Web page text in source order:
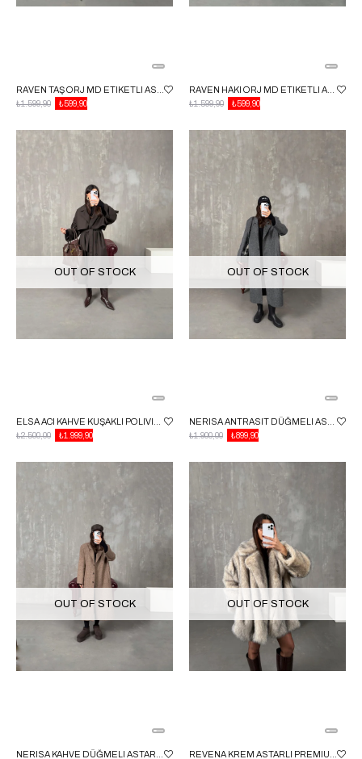
₺599,90
₺1.599,90
₺599,90
₺1.599,90
OUT OF STOCK
ELSA ACI KAHVE KUŞAKLI POLIVISKON ASTARLI TASARIM PREMIUM TRENÇKOT
₺1.999,90
₺2.500,00
OUT OF STOCK
NERISA ANTRASIT DÜĞMELI ASTARLI PREMIUM KABAN
₺899,90
₺1.900,00
OUT OF STOCK OUT OF STOCK